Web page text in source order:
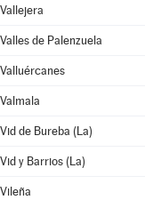
Vallejera
Valles de Palenzuela
Valluércanes
Valmala
Vid de Bureba (La)
Vid y Barrios (La)
Vileña